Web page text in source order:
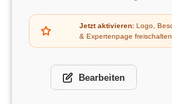
Jetzt aktivieren: Logo,
& Expertenpage
Bearbeiten